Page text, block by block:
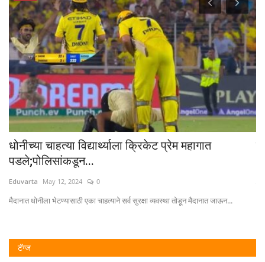
धोनीच्या चाहत्या विद्यार्थ्याला क्रिकेट प्रेम महागात
पडले;पोलिसांकडून...
Eduvarta May 12, 2024 0
मैदानात धोनीला भेटण्यासाठी एका चाहत्याने सर्व सुरक्षा व्यवस्था तोडून मैदानात जाऊन...
टॅग्ज